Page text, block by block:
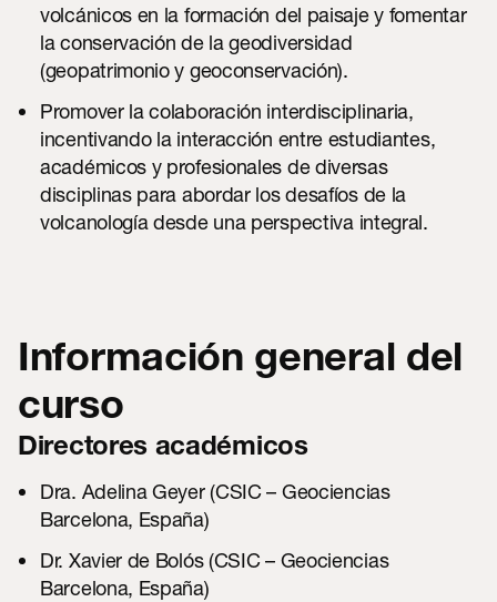
volcánicos en la formación del paisaje y fomentar
la conservación de la geodiversidad
(geopatrimonio y geoconservación).
Promover la colaboración interdisciplinaria,
incentivando la interacción entre estudiantes,
académicos y profesionales de diversas
disciplinas para abordar los desafíos de la
volcanología desde una perspectiva integral.
Información general del
curso
Directores académicos
Dra. Adelina Geyer (CSIC – Geociencias
Barcelona, España)
Dr. Xavier de Bolós (CSIC – Geociencias
Barcelona, España)